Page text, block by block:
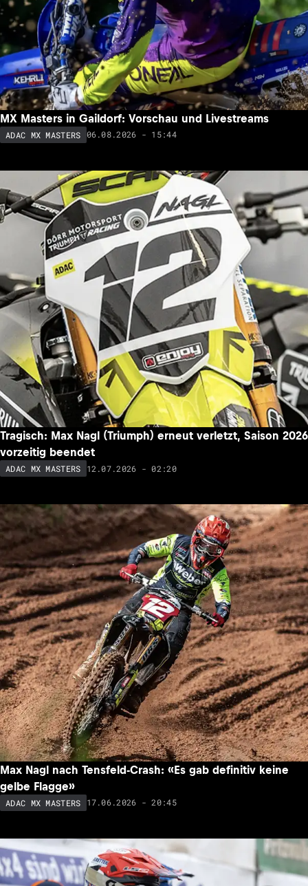
MX Masters in Gaildorf: Vorschau und Livestreams
ADAC MX MASTERS 06.08.2026 - 15:44
Tragisch: Max Nagl (Triumph) erneut verletzt, Saison 2026
vorzeitig beendet
ADAC MX MASTERS 12.07.2026 - 02:20
Max Nagl nach Tensfeld-Crash: «Es gab definitiv keine
gelbe Flagge»
ADAC MX MASTERS 17.06.2026 - 20:45